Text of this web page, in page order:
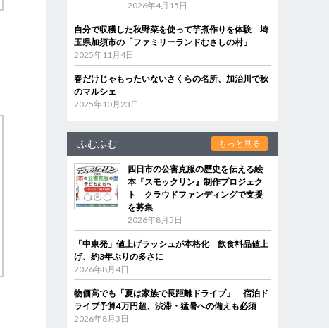
2026年4月15日
自分で収穫した秋野菜を使って芋煮作りを体験 埼
玉県加須市の「ファミリーランドむさしの村」
2025年11月4日
春だけじゃもったいないさくらの名所、加治川で秋
のマルシェ
2025年10月23日
ふむふむ もっと見る
四日市の公害克服の歴史を伝える絵
本『スモックリン』制作プロジェク
ト クラウドファンディングで支援
を募集
2026年8月5日
「中東発」値上げラッシュが本格化 飲食料品値上
げ、約3年ぶりの多さに
2026年8月4日
物価高でも「夏は家族で長距離ドライブ」 宿泊ド
ライブ予算4万円超、渋滞・猛暑への備えも必須
2026年8月3日